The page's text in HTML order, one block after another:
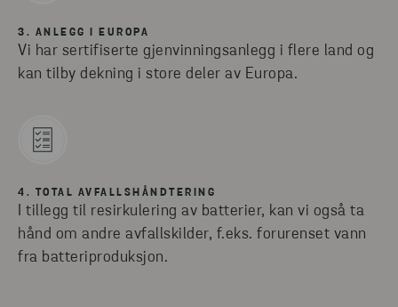
3. ANLEGG I EUROPA
Vi har sertifiserte gjenvinningsanlegg i flere land og
kan tilby dekning i store deler av Europa.
4. TOTAL AVFALLSHÅNDTERING
I tillegg til resirkulering av batterier, kan vi også ta
hånd om andre avfallskilder, f.eks. forurenset vann
fra batteriproduksjon.